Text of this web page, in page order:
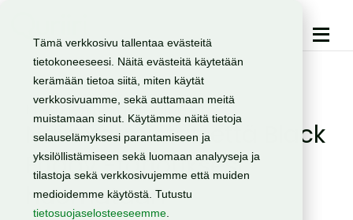
Tämä verkkosivu tallentaa evästeitä
tietokoneeseesi. Näitä evästeitä käytetään
kerämään tietoa siitä, miten käytät
verkkosivuamme, sekä auttamaan meitä
muistamaan sinut. Käytämme näitä tietoja
selauselämyksesi parantamiseen ja
yksilöllistämiseen sekä luomaan analyyseja ja
tilastoja sekä verkkosivujemme että muiden
medioidemme käytöstä. Tutustu
tietosuojaselosteeseemme
Ryhmätekstiviestit
Näin varmistat, että Black
Friday -tarjouksesi
huomataan